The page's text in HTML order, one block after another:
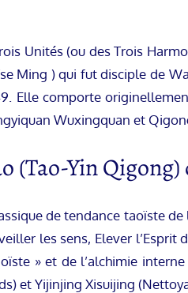
Unités (ou des Trois
Ming ) qui fut disciple de
Elle comporte
Wuxingquan et
(Tao-Yin
de tendance taoïste
les sens, Elever
» et de l’alchimie
et Yijinjing Xisuijing